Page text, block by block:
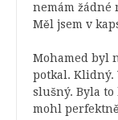
nemám žádné
Měl jsem v
Mohamed byl
potkal. Klidný.
slušný. Byla
mohl